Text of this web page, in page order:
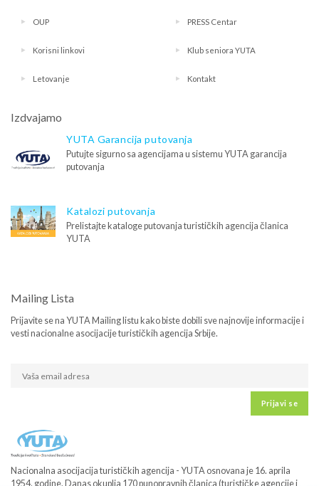
OUP PRESS Centar
Korisni linkovi Klub seniora YUTA
Letovanje Kontakt
Izdvajamo
YUTA Garancija putovanja
Putujte sigurno sa agencijama u sistemu YUTA garancija
putovanja
Katalozi putovanja
Prelistajte kataloge putovanja turističkih agencija članica
YUTA
Mailing Lista
Prijavite se na YUTA Mailing listu kako biste dobili sve najnovije informacije i
vesti nacionalne asocijacije turističkih agencija Srbije.
Prijavi se
Nacionalna asocijacija turističkih agencija - YUTA osnovana je 16. aprila
1954. godine. Danas okuplja 170 punopravnih članica (turističke agencije i